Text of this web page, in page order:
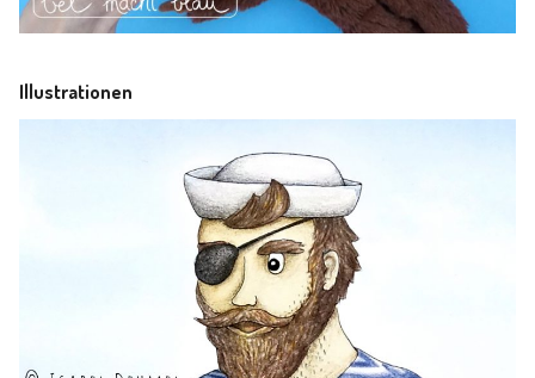
Illustrationen